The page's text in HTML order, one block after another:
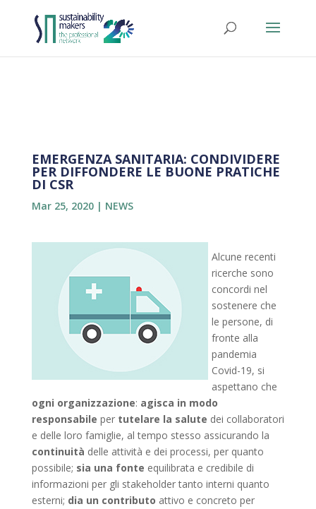
EMERGENZA SANITARIA: CONDIVIDERE
PER DIFFONDERE LE BUONE PRATICHE
DI CSR
Mar 25, 2020| NEWS
Alcune recenti
ricerche sono
concordi nel
sostenere che
le persone, di
fronte alla
pandemia
Covid-19, si
aspettano che
ogni organizzazione: agisca in modo
responsabile per tutelare la salute dei collaboratori
e delle loro famiglie, al tempo stesso assicurando la
continuità delle attività e dei processi, per quanto
possibile; sia una fonte equilibrata e credibile di
informazioni per gli stakeholder tanto interni quanto
esterni; dia un contributo attivo e concreto per